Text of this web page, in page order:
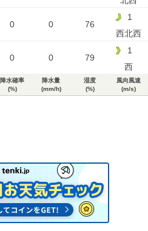
0 0 76
1
西北西
0 0 79
1
西
降水確率
(%)
降水量
(mm/h)
湿度
(%)
風向風速
(m/s)